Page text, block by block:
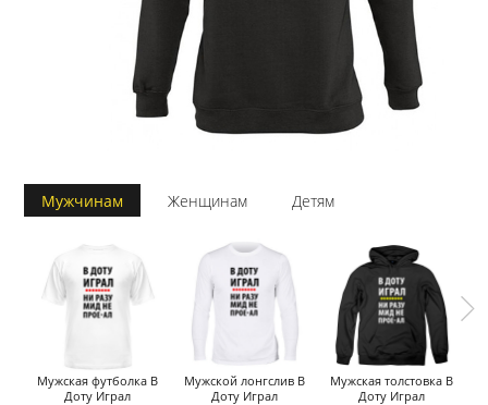
Мужчинам Женщинам Детям
Мужская футболка В
Доту Играл
Мужской лонгслив В
Доту Играл
Мужская толстовка В
Доту Играл